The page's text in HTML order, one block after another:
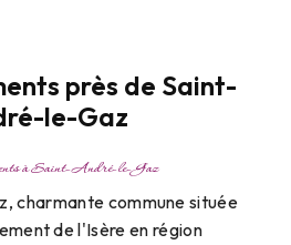
près de Saint-
le-Gaz
à Saint-André-le-Gaz
charmante commune située
de l'Isère en région